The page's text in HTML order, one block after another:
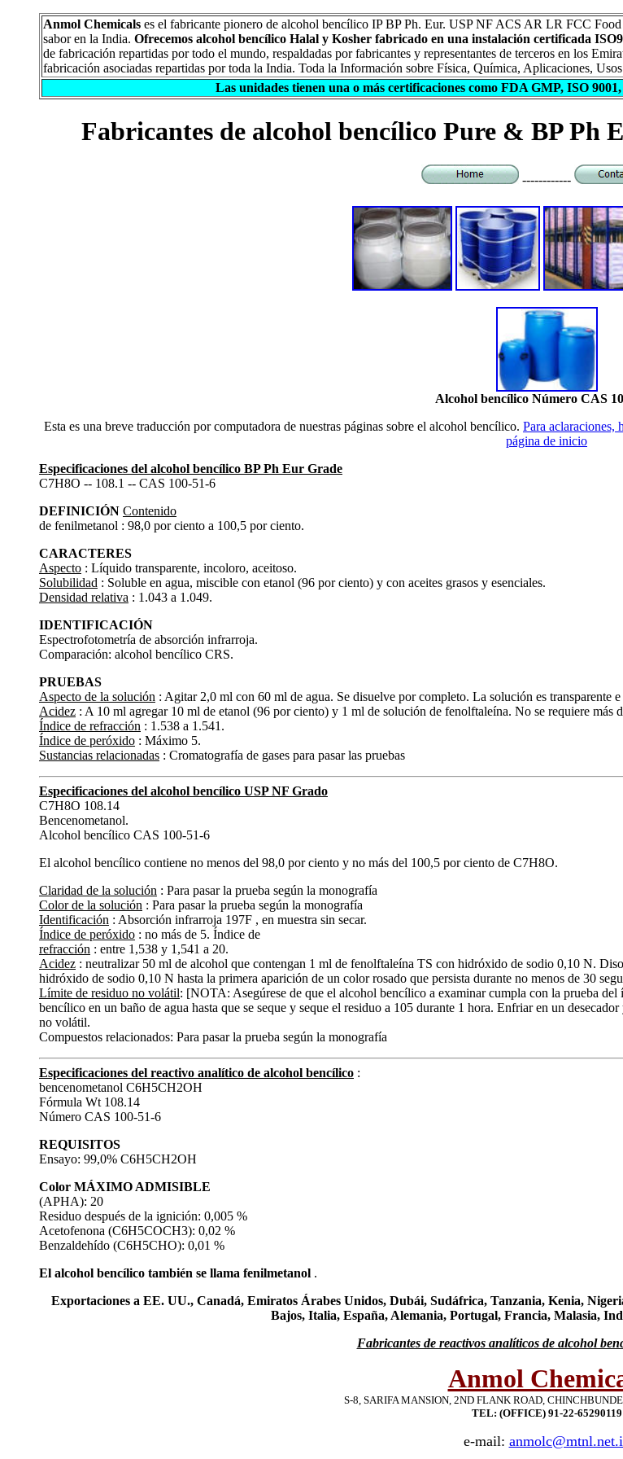
Anmol Chemicals es el fabricante pionero de alcohol bencílico IP BP Ph. Eur. USP NF ACS AR LR FCC
sabor en la India. Ofrecemos alcohol bencílico Halal y Kosher fabricado en una instalación certificada
de fabricación repartidas por todo el mundo, respaldadas por fabricantes y representantes de terceros en los
fabricación asociadas repartidas por toda la India. Toda la Información sobre Física, Química, Aplicaciones,
Las unidades tienen una o más certificaciones como FDA GMP, ISO
Fabricantes de alcohol bencílico Pure & BP Ph
------------
Alcohol bencílico Número CAS
Esta es una breve traducción por computadora de nuestras páginas sobre el alcohol bencílico. Para aclaraciones,
página de inicio
Especificaciones del alcohol bencílico BP Ph Eur Grade
C7H8O -- 108.1 -- CAS 100-51-6
DEFINICIÓN Contenido
de fenilmetanol : 98,0 por ciento a 100,5 por ciento.
CARACTERES
Aspecto : Líquido transparente, incoloro, aceitoso.
Solubilidad : Soluble en agua, miscible con etanol (96 por ciento) y con aceites grasos y esenciales.
Densidad relativa : 1.043 a 1.049.
IDENTIFICACIÓN
Espectrofotometría de absorción infrarroja.
Comparación: alcohol bencílico CRS.
PRUEBAS
Aspecto de la solución : Agitar 2,0 ml con 60 ml de agua. Se disuelve por completo. La solución es transparente
Acidez : A 10 ml agregar 10 ml de etanol (96 por ciento) y 1 ml de solución de fenolftaleína. No se requiere
Índice de refracción : 1.538 a 1.541.
Índice de peróxido : Máximo 5.
Sustancias relacionadas : Cromatografía de gases para pasar las pruebas
Especificaciones del alcohol bencílico USP NF Grado
C7H8O 108.14
Bencenometanol.
Alcohol bencílico CAS 100-51-6
El alcohol bencílico contiene no menos del 98,0 por ciento y no más del 100,5 por ciento de C7H8O.
Claridad de la solución : Para pasar la prueba según la monografía
Color de la solución : Para pasar la prueba según la monografía
Identificación : Absorción infrarroja 197F , en muestra sin secar.
Índice de peróxido : no más de 5. Índice de
refracción : entre 1,538 y 1,541 a 20.
Acidez : neutralizar 50 ml de alcohol que contengan 1 ml de fenolftaleína TS con hidróxido de sodio 0,10 N.
hidróxido de sodio 0,10 N hasta la primera aparición de un color rosado que persista durante no menos de 30
Límite de residuo no volátil: [NOTA: Asegúrese de que el alcohol bencílico a examinar cumpla con la prueba
bencílico en un baño de agua hasta que se seque y seque el residuo a 105 durante 1 hora. Enfriar en un
no volátil.
Compuestos relacionados: Para pasar la prueba según la monografía
Especificaciones del reactivo analítico de alcohol bencílico :
bencenometanol C6H5CH2OH
Fórmula Wt 108.14
Número CAS 100-51-6
REQUISITOS
Ensayo: 99,0% C6H5CH2OH
Color MÁXIMO ADMISIBLE
(APHA): 20
Residuo después de la ignición: 0,005 %
Acetofenona (C6H5COCH3): 0,02 %
Benzaldehído (C6H5CHO): 0,01 %
El alcohol bencílico también se llama fenilmetanol .
Exportaciones a EE. UU., Canadá, Emiratos Árabes Unidos, Dubái, Sudáfrica, Tanzania, Kenia,
Bajos, Italia, España, Alemania, Portugal, Francia, Malasia,
Fabricantes de reactivos analíticos de alcohol
Anmol
S-8, SARIFA MANSION, 2ND FLANK ROAD,
TEL: (OFFICE) 91-22-65290119
e-mail: